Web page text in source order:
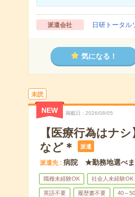
派遣会社 日研トータ
気になる！
未読
NEW 掲載日 2026/08/05
【医療行為はナ
など＊
派遣
派遣先 病院 ★勤務地選べま
職種未経験OK 社会人未経験OK
英語不要 履歴書不要 40～